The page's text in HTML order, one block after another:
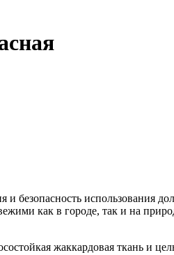
и безопасность использования
как в городе, так и на
жаккардовая ткань и